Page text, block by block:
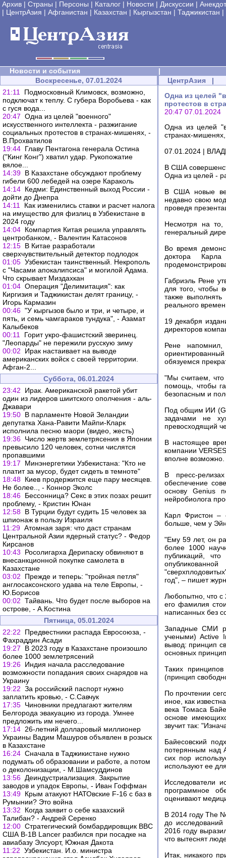
Архив | Страны | Персоны | Каталог | Новости | Дискуссии |
| ЦентрАзия | Афганистан | Казахстан | Кыргызстан | Таджикистан |
Новости и события
|
Воскресенье, 07.01.2024
21:11
Подмосковный Климовск, возможно,
подключат к теплу. С губера Воробьева - как
с гуся вода...
20:47 Одна из целей "военного"
искусственного интеллекта - разжигание
социальных протестов в странах-мишенях, -
В.Прохватилов
19:44 Главу Пентагона генерала Остина
("Кинг Конг") хватил удар. Рукопожатие
вялое...
14:39 В Казахстане обсуждают проблему
гибели 600 лебедей на озере Караколь
14:14 Кедми: Единственный выход России -
дойти до Днепра
14:11
Как изменились ставки и расчет налога
на имущество для физлиц в Узбекистане в
2024 году
14:04 Компартия Китая решила управлять
центробанком, - Валентин Катасонов
12:15 В Китае разработали
сверхчувствительный детектор подлодок
01:05 Узбекистан таинственный. Некрополь
с "Часами апокалипсиса" и могилой Адама.
Что скрывает Миздахкан
01:04 Операция "Делимитация": как
Киргизия и Таджикистан делят границу, -
Игорь Кармазин
00:46 "У кыргызов было и три, и четыре, и
пять, и семь чамгараков тундука", - Азамат
Калыбеков
00:11
Горит укро-фашистский зверинец.
"Леопарды" не пережили русскую зиму
00:02
Ирак настаивает на выводе
американских войск с своей территории.
Афган-2...
Суббота, 06.01.2024
23:42
Ирак. Американской ракетой убит
один из лидеров шиитского ополчения - аль-
Джавари
19:50 В парламенте Новой Зеландии
депутатка Хана-Равити Майпи-Кларк
исполнила песню маори (видео, жесть)
19:36 Число жертв землетрясения в Японии
превысило 120 человек, сотни числятся
пропавшими
19:17
Минэнергетики Узбекистана: "Кто не
платит за мусор, будет сидеть в темноте"
18:48 Киев продержится еще пару месяцев.
Не более.., - Коннор Эколс
18:46 Бессонница? Секс в этих позах решит
проблему, - Кристин Юнан
12:58 В Турции будут судить 15 человек за
шпионаж в пользу Израиля
11:29 Атомная заря: что даст странам
Центральной Азии ядерный статус? - Федор
Кирсанов
10:43
Росолигарха Дерипаску обвиняют в
внесанкционной покупке самолета в
Казахстане
03:02
Прежде и теперь: "тройная петля"
англосаксонского удава на теле Европы, -
Ю.Борисов
00:02 Тайвань. Что будет после выборов на
острове, - А.Костина
Пятница, 05.01.2024
22:22
Предвестники распада Евросоюза, -
Фахраддин Асади
19:27
В 2023 году в Казахстане произошло
более 1000 землетрясений
19:26 Индия начала расследование
возможности попадания своих снарядов на
Украину
19:22 За российский паспорт нужно
заплатить кровью, - С.Савчук
17:35 Чиновники предлагают жителям
Белгорода эвакуацию из города. Умнее
предложить им нечего...
17:14 26-летний долларовый миллионер
Украины Вадим Машуров объявлен в розыск
в Казахстане
16:24 Сначала в Таджикистане нужно
подумать об образовании и работе, а потом
о деколонизации, - М.Шамсуддинов
13:56 Деиндустриализация. Закрытие
заводов и упадок Европы, - Иван Гоффман
13:49 Крым атакуют НАТОвские F-16 с баз в
Румынии? Это война
13:32
Когда заявит о себе казахский
Талибан? - Андрей Серенко
12:00 Стратегический бомбардировщик ВВС
США B-1B Lancer разбился при посадке на
авиабазу Элсуорт, Южная Дакота
11:22 Узбекистан. И.о. министра
ЦентрАзия |
Одна из целей
протестов в
20:47 07.01.2024
Одна из целей
странах-
07.01.2024 |
В США
Одна из целей -
В США новые
недавно свою
проведя
Несмотря на
генеральный
Во время
доктора
Габриэль Рене
для того, чтобы
также
реального
19 декабря
директоров
Рене
обязуемся
"Мы считаем,
помощь, чтобы
безопасным и
Под общим ИИ
задачами не
превосходящий
В настоящее
компании
вполне возможно.
В пресс-
обеспечение
основу Genius
нейробиолога
Карл Фристон –
больше, чем у
"Ему 59 лет, он
более 1000
публикаций,
год", – пишет
Любопытно, что с
его фамилия
написанных без
Западные СМИ
учеными) Active
вывод: принцип
основных
Таких
(принцип
По прочтении
иное, как
века Томаса
основе
звучит так:
Байесовский
потерянным над
сих пор
используют ее
Исследователи
программное
оценивают
В 2014 году The
до
2016 году
что вытеснят
Итак, никакого